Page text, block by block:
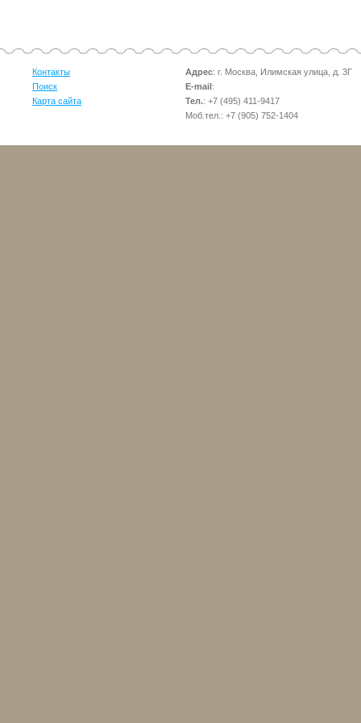
Контакты
Поиск
Карта сайта
Адрес: г. Москва, Илимская улица, д. 3Г
E-mail:
Тел.: +7 (495) 411-9417
Моб.тел.: +7 (905) 752-1404